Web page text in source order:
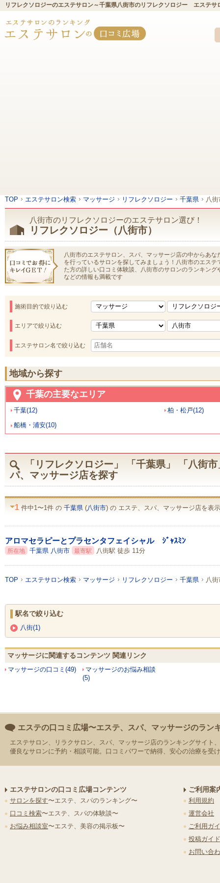
リフレクソロジーのエステサロン～千葉県八街市のリフレクソロジー エステサ
TOP エステサロン検索 マッサージ リフレクソロジー 千葉県 八街
八街市のリフレクソロジーのエステサロン選び！
リフレクソロジー（八街市）
八街市のエステサロン、スパ、マッサージ店の中からあ
を行っているサロンを探してみましょう！八街市のエス
た方の詳しい口コミ体験談、八街市のサロンのランキン
などの情報も満載です
施術目的で絞り込む
エリアで絞り込む
エステサロン名で絞り込む
地域から探す
千葉の主要なエリア
千葉(12) 柏・松戸(12)
船橋・浦安(10)
「リフレクソロジー」 「千葉県」 「八街
パ、マッサージ店を探す
1 件中1〜1件 の 千葉県 (八街市) の エステ、スパ、マッサージ店を表
アロマセラピーとプラセンタフェイシャル ｼﾞｬｽﾐﾝ
所在地 千葉県 八街市 最寄駅 八街駅 徒歩 11分
TOP エステサロン検索 マッサージ リフレクソロジー 千葉県 八街
駅名で絞り込む
八街(1)
マッサージに関連するコンテンツ 関連リンク
マッサージの口コミ(49)
マッサージのお悩み相談
(5)
エステの口コミ広場〜エステ、スパ、マッサージのラン
エステサロン、リラクサロン、スパ、マッサージ店のランキングサイト
優良なサロンに予約・相談可能。口コミパワーで納得、安心の治療を受
エステサロンの口コミ広場コンテンツ
サロンを探す〜エステ、スパのランキング〜
口コミ検索〜エステ、スパの体験談〜
お悩み相談室〜エステ、美容の掲示板〜
ご利用案
利用規約
運営会社
ご利用ガ
投稿ガイ
お問い合